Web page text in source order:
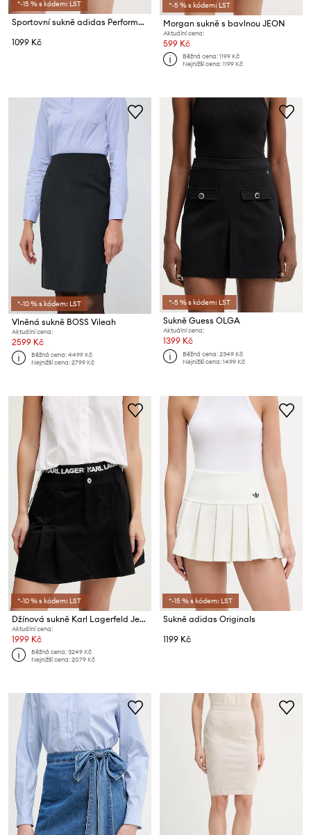
*-15 % s kódem: LST
Sportovní sukně adidas Performance Train Essentails
1099 Kč
*-5 % s kódem: LST
Morgan sukně s bavlnou JEON
Aktuální cena:
599 Kč
Běžná cena:1199 Kč
Nejnižší cena:1199 Kč
*-10 % s kódem: LST
Vlněná sukně BOSS Vileah
Aktuální cena:
2599 Kč
Běžná cena:4499 Kč
Nejnižší cena:2799 Kč
*-5 % s kódem: LST
Sukně Guess OLGA
Aktuální cena:
1399 Kč
Běžná cena:2349 Kč
Nejnižší cena:1499 Kč
*-10 % s kódem: LST
Džínová sukně Karl Lagerfeld Jeans
Aktuální cena:
1999 Kč
Běžná cena:3249 Kč
Nejnižší cena:2079 Kč
*-15 % s kódem: LST
Sukně adidas Originals
1199 Kč